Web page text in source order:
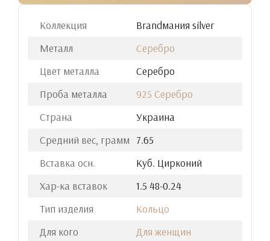
Коллекция
Brandмания silver
Металл
Серебро
Цвет металла
Серебро
Проба металла
925 Серебро
Страна
Украина
Средний вес, грамм
7.65
Вставка осн.
Куб. Цирконий
Хар-ка вставок
1.5 48-0.24
Тип изделия
Кольцо
Для кого
Для женщин